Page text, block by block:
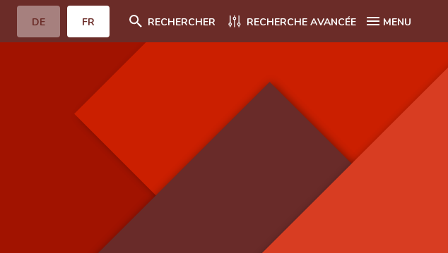
DE FR RECHERCHER RECHERCHE AVANCÉE MENU